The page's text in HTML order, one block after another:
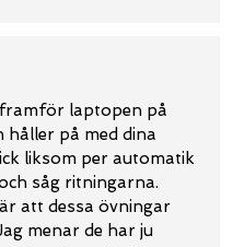
laptopen på
på med dina
liksom per automatik
såg ritningarna.
att dessa övningar
menar de har ju